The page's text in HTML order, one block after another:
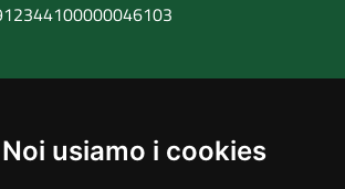
Noi usiamo i cookies
trasparente